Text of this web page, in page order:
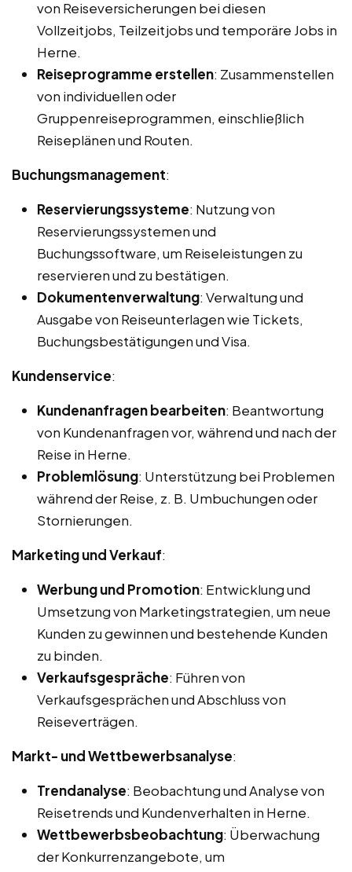
von Reiseversicherungen bei diesen
Vollzeitjobs, Teilzeitjobs und temporäre Jobs in
Herne.
Reiseprogramme erstellen: Zusammenstellen
von individuellen oder
Gruppenreiseprogrammen, einschließlich
Reiseplänen und Routen.
Buchungsmanagement:
Reservierungssysteme: Nutzung von
Reservierungssystemen und
Buchungssoftware, um Reiseleistungen zu
reservieren und zu bestätigen.
Dokumentenverwaltung: Verwaltung und
Ausgabe von Reiseunterlagen wie Tickets,
Buchungsbestätigungen und Visa.
Kundenservice:
Kundenanfragen bearbeiten: Beantwortung
von Kundenanfragen vor, während und nach der
Reise in Herne.
Problemlösung: Unterstützung bei Problemen
während der Reise, z. B. Umbuchungen oder
Stornierungen.
Marketing und Verkauf:
Werbung und Promotion: Entwicklung und
Umsetzung von Marketingstrategien, um neue
Kunden zu gewinnen und bestehende Kunden
zu binden.
Verkaufsgespräche: Führen von
Verkaufsgesprächen und Abschluss von
Reiseverträgen.
Markt- und Wettbewerbsanalyse:
Trendanalyse: Beobachtung und Analyse von
Reisetrends und Kundenverhalten in Herne.
Wettbewerbsbeobachtung: Überwachung
der Konkurrenzangebote, um